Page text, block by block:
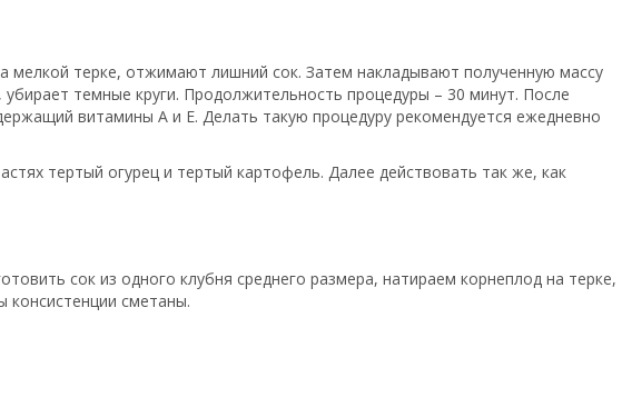
терке, отжимают лишний сок. Затем накладывают полученную массу
темные круги. Продолжительность процедуры – 30 минут. После
витамины A и E. Делать такую процедуру рекомендуется ежедневно
тертый огурец и тертый картофель. Далее действовать так же, как
сок из одного клубня среднего размера, натираем корнеплод на терке,
сметаны.